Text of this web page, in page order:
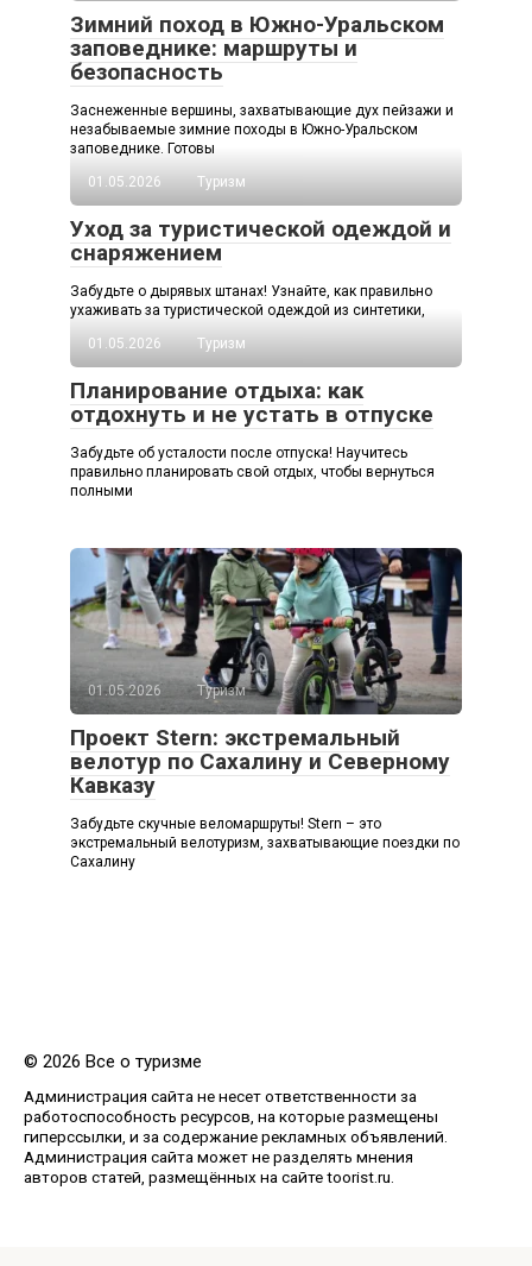
Зимний поход в Южно-Уральском
заповеднике: маршруты и
безопасность
Заснеженные вершины, захватывающие дух пейзажи и
незабываемые зимние походы в Южно-Уральском
заповеднике. Готовы
01.05.2026
Туризм
Уход за туристической одеждой и
снаряжением
Забудьте о дырявых штанах! Узнайте, как правильно
ухаживать за туристической одеждой из синтетики,
01.05.2026
Туризм
Планирование отдыха: как
отдохнуть и не устать в отпуске
Забудьте об усталости после отпуска! Научитесь
правильно планировать свой отдых, чтобы вернуться
полными
01.05.2026 Туризм
Проект Stern: экстремальный
велотур по Сахалину и Северному
Кавказу
Забудьте скучные веломаршруты! Stern – это
экстремальный велотуризм, захватывающие поездки по
Сахалину
© 2026 Все о туризме
Администрация сайта не несет ответственности за
работоспособность ресурсов, на которые размещены
гиперссылки, и за содержание рекламных объявлений.
Администрация сайта может не разделять мнения
авторов статей, размещённых на сайте toorist.ru.